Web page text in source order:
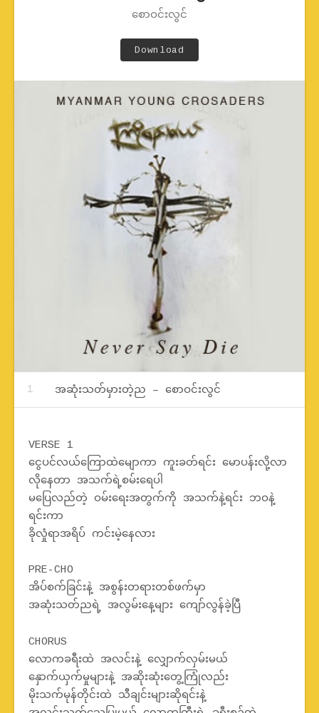
Artist
စောဝင်းလွင်
Download
Record Tracklist
အဆုံးသတ်မှားတဲ့ည – စောဝင်းလွင်
VERSE 1
ငွေပင်လယ်ကြောထဲမျောကာ ကူးခတ်ရင်း မောပန်းလို့လာ
လိုနေတာ အသက်ရဲ့စမ်းရေပါ
မပြေလည်တဲ့ ဝမ်းရေးအတွက်ကို အသက်နဲ့ရင်း ဘဝနဲ့
ရင်းကာ
ခိုလှုံရာအရိပ် ကင်းမဲ့နေလား
PRE-CHO
အိပ်စက်ခြင်းနဲ့ အစွန်းတရားတစ်ဖက်မှာ
အဆုံးသတ်ညရဲ့ အလွမ်းနေ့များ ကျော်လွန်ခဲ့ပြီ
CHORUS
လောကခရီးထဲ အလင်းနဲ့ လျှောက်လှမ်းမယ်
နှောက်ယှက်မှုများနဲ့ အဆိုးဆုံးတွေ့ကြုံလည်း
မိုးသက်မုန်တိုင်းထဲ သီချင်းများဆိုရင်းနဲ့